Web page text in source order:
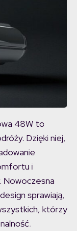
48W to
Dzięki niej,
i
Nowoczesna
sprawiają,
którzy